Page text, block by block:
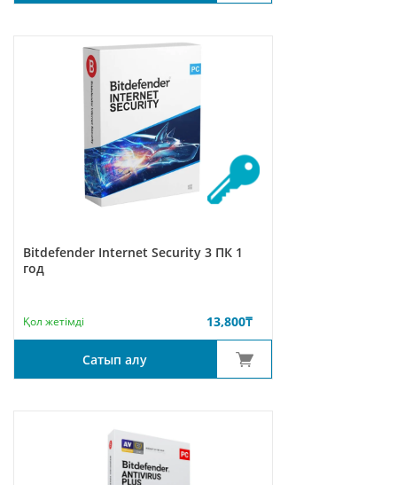
Bitdefender Internet Security 3 ПК 1
год
Қол жетімді 13,800₸
Сатып алу